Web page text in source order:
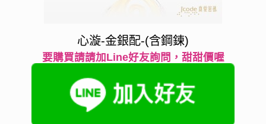
心漩-金銀配-(含鋼鍊)
要購買請請加Line好友詢問，甜甜價喔